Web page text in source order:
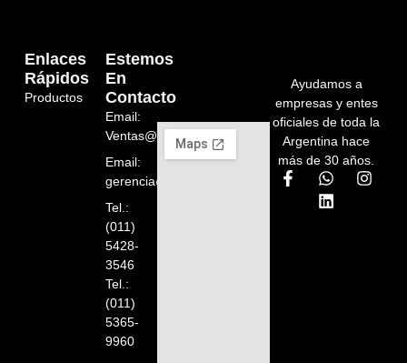
Ayudamos a
empresas y entes
oficiales de toda la
Argentina hace
más de 30 años.
Enlaces
Rápidos
Productos
Estemos
En
Contacto
Email:
Ventas@orelion.com.ar
Email:
gerencia@orelion.com.ar
Tel.:
(011)
5428-
3546
Tel.:
(011)
5365-
9960